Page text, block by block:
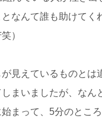
なんて誰も助けて
）
見えているものと
まいましたが、な
まって、5分のとこ